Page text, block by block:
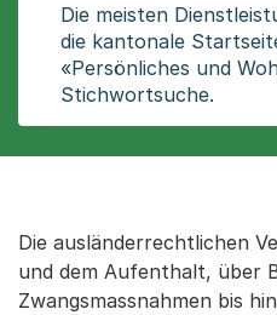
Die meisten
die kantonale
«Persönliches und
Stichwortsuche.
Die ausländerrechtlichen
und dem Aufenthalt, über
Zwangsmassnahmen bis